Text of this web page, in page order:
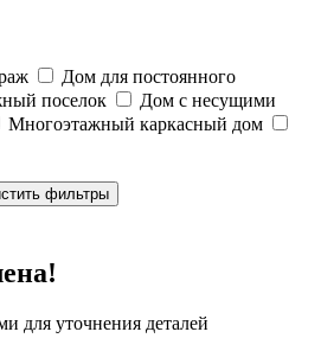
Дом для постоянного
поселок
Дом с несущими
Многоэтажный каркасный дом
фильтры
для уточнения деталей